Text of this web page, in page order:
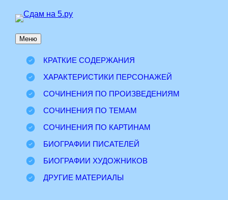
Перейти
содержимому
Меню
КРАТКИЕ СОДЕРЖАНИЯ
ХАРАКТЕРИСТИКИ ПЕРСОНАЖЕЙ
СОЧИНЕНИЯ ПО ПРОИЗВЕДЕНИЯМ
СОЧИНЕНИЯ ПО ТЕМАМ
СОЧИНЕНИЯ ПО КАРТИНАМ
БИОГРАФИИ ПИСАТЕЛЕЙ
БИОГРАФИИ ХУДОЖНИКОВ
ДРУГИЕ МАТЕРИАЛЫ